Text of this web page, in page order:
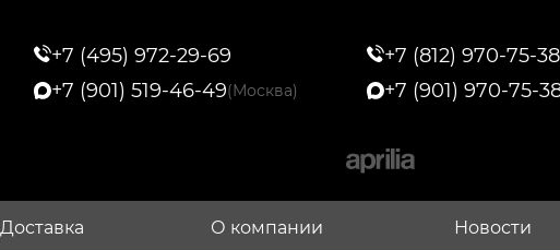
+7 (495) 972-29-69
+7 (901) 519-46-49(Москва)
+7 (812) 970-75-38
+7 (901) 970-75-
Доставка О компании Новости